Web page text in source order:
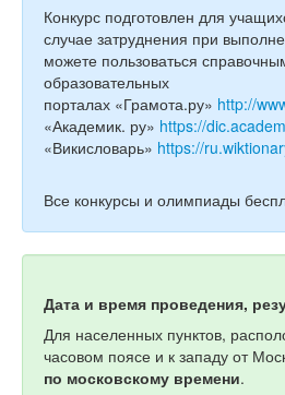
Учитель
Конкурс подготовлен для
случае затруднения при
можете пользоваться
образовательных
порталах «Грамота.ру» http://
«Академик. ру» https://
«Викисловарь» https://
Все конкурсы и олимпиады
Дата и время проведения,
Для населенных пунктов,
часовом поясе и к западу от
по московскому времени.